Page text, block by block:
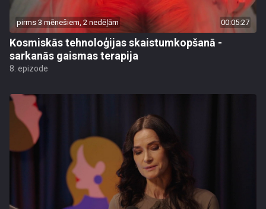
pirms 3 mēnešiem, 2 nedēļām 00:05:27
Kosmiskās tehnoloģijas skaistumkopšanā -
sarkanās gaismas terapija
8. epizode